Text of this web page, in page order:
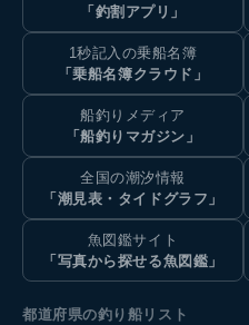
「釣割アプリ」
1秒記入の乗船名簿
「乗船名簿クラウド」
船釣りメディア
「船釣りマガジン」
全国の潮汐情報
「潮見表・タイドグラフ」
魚図鑑サイト
「写真から探せる魚図鑑」
都道府県の釣り船リスト